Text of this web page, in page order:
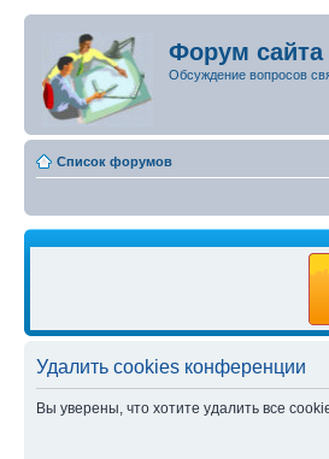
Форум
Обсуждение вопросов
Список форумов
Удалить cookies конференции
Вы уверены, что хотите удалить все